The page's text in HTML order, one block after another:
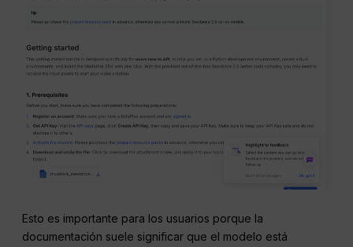
Esto es importante para los usuarios porque la
documentación suele significar que el modelo está